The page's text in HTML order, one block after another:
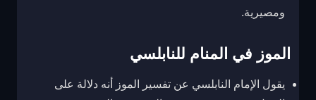
ومصيرية.
الموز في المنام للنابلسي
يقول الإمام النابلسي عن تفسير الموز أنه دلالة على